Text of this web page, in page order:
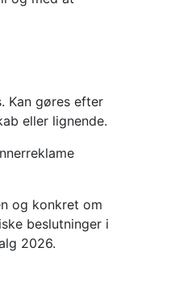
Kan gøres efter
eller lignende.
og konkret om
beslutninger i
2026.